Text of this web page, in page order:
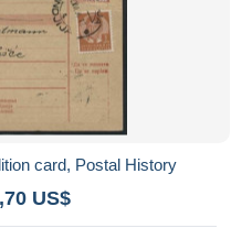
card, Postal History
US$